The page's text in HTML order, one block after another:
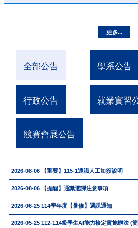
更多...
全部公告 學系公告
行政公告 就業實習
競賽會展公告
2026-08-06 【重要】115-1通識人工加簽說明
2026-08-06 【提醒】通識選課注意事項
2026-06-25 114學年度【暑修】選課通知
2026-05-25 112-114級學生AI能力檢定實施辦法 (